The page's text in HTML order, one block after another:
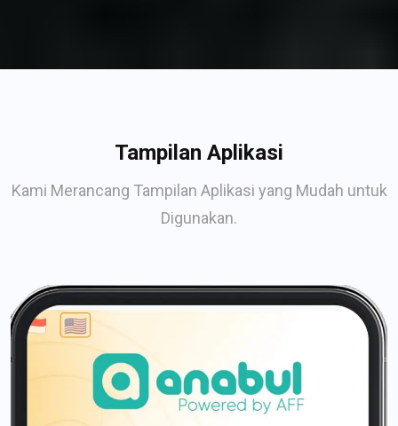
Tampilan Aplikasi
Kami Merancang Tampilan Aplikasi yang Mudah untuk
Digunakan.